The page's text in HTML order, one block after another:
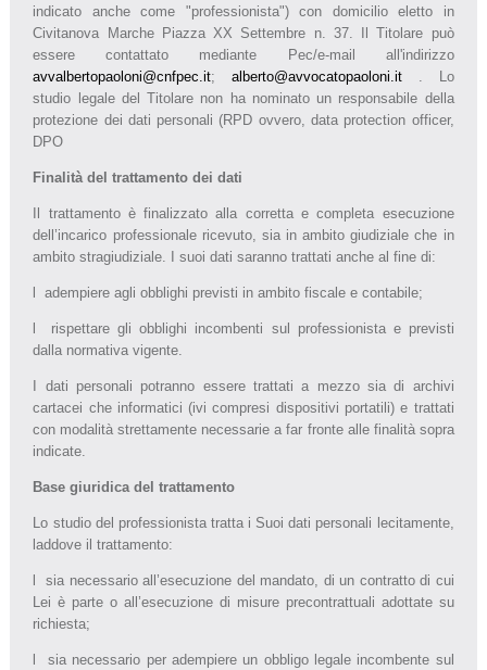
indicato anche come "professionista") con domicilio eletto in
Civitanova Marche Piazza XX Settembre n. 37. Il Titolare può
essere contattato mediante Pec/e-mail all'indirizzo
avvalbertopaoloni@cnfpec.it;alberto@avvocatopaoloni.it . Lo
studio legale del Titolare non ha nominato un responsabile della
protezione dei dati personali (RPD ovvero, data protection officer,
DPO
Finalità del trattamento dei dati
Il trattamento è finalizzato alla corretta e completa esecuzione
dell’incarico professionale ricevuto, sia in ambito giudiziale che in
ambito stragiudiziale. I suoi dati saranno trattati anche al fine di:
l adempiere agli obblighi previsti in ambito fiscale e contabile;
l rispettare gli obblighi incombenti sul professionista e previsti
dalla normativa vigente.
I dati personali potranno essere trattati a mezzo sia di archivi
cartacei che informatici (ivi compresi dispositivi portatili) e trattati
con modalità strettamente necessarie a far fronte alle finalità sopra
indicate.
Base giuridica del trattamento
Lo studio del professionista tratta i Suoi dati personali lecitamente,
laddove il trattamento:
l sia necessario all’esecuzione del mandato, di un contratto di cui
Lei è parte o all’esecuzione di misure precontrattuali adottate su
richiesta;
l sia necessario per adempiere un obbligo legale incombente sul